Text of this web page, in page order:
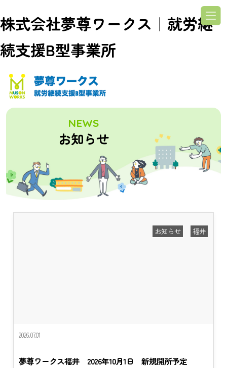
株式会社夢尊ワークス｜就労継
続支援B型事業所
NEWS
お知らせ
2026.07.01
夢尊ワークス福井 2026年10月1日 新規開所予定
お知らせ 福井